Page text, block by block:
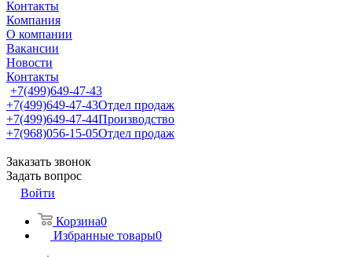
Контакты
Компания
О компании
Вакансии
Новости
Контакты
+7(499)649-47-43
+7(499)649-47-43Отдел продаж
+7(499)649-47-44Производство
+7(968)056-15-05Отдел продаж
Заказать звонок
Задать вопрос
Войти
Корзина0
Избранные товары0